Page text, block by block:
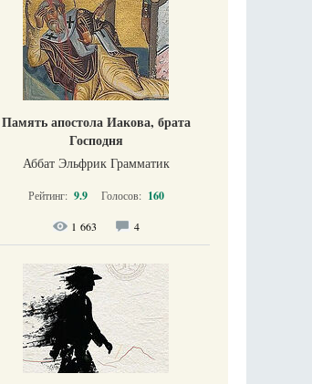
Память апостола Иакова, брата
Господня
Аббат Эльфрик Грамматик
Рейтинг: 9.9 Голосов: 160
1 663 4